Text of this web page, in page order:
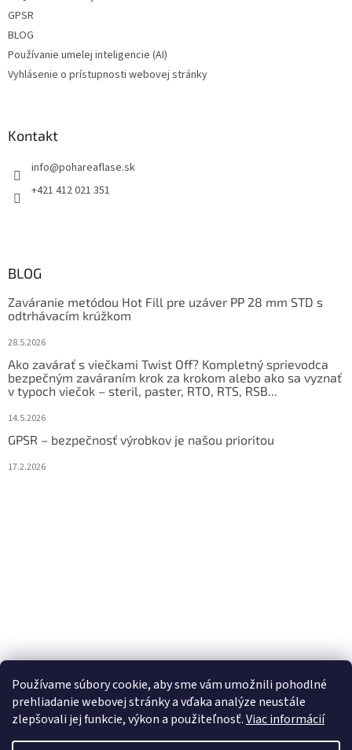
Používame súbory cookie, aby sme vám umožnili pohodlné
prehliadanie webovej stránky a vďaka analýze neustále
zlepšovali jej funkcie, výkon a použiteľnosť.Viac informácií
GPSR
BLOG
Používanie umelej inteligencie (AI)
Vyhlásenie o prístupnosti webovej stránky
Kontakt
info@pohareaflase.sk
+421 412 021 351
BLOG
Zaváranie metódou Hot Fill pre uzáver PP 28 mm STD s
odtrhávacím krúžkom
28.5.2026
Ako zavárať s viečkami Twist Off? Kompletný sprievodca
bezpečným zaváraním krok za krokom alebo ako sa vyznať
v typoch viečok – steril, paster, RTO, RTS, RSB...
14.5.2026
GPSR – bezpečnosť výrobkov je našou prioritou
17.2.2026